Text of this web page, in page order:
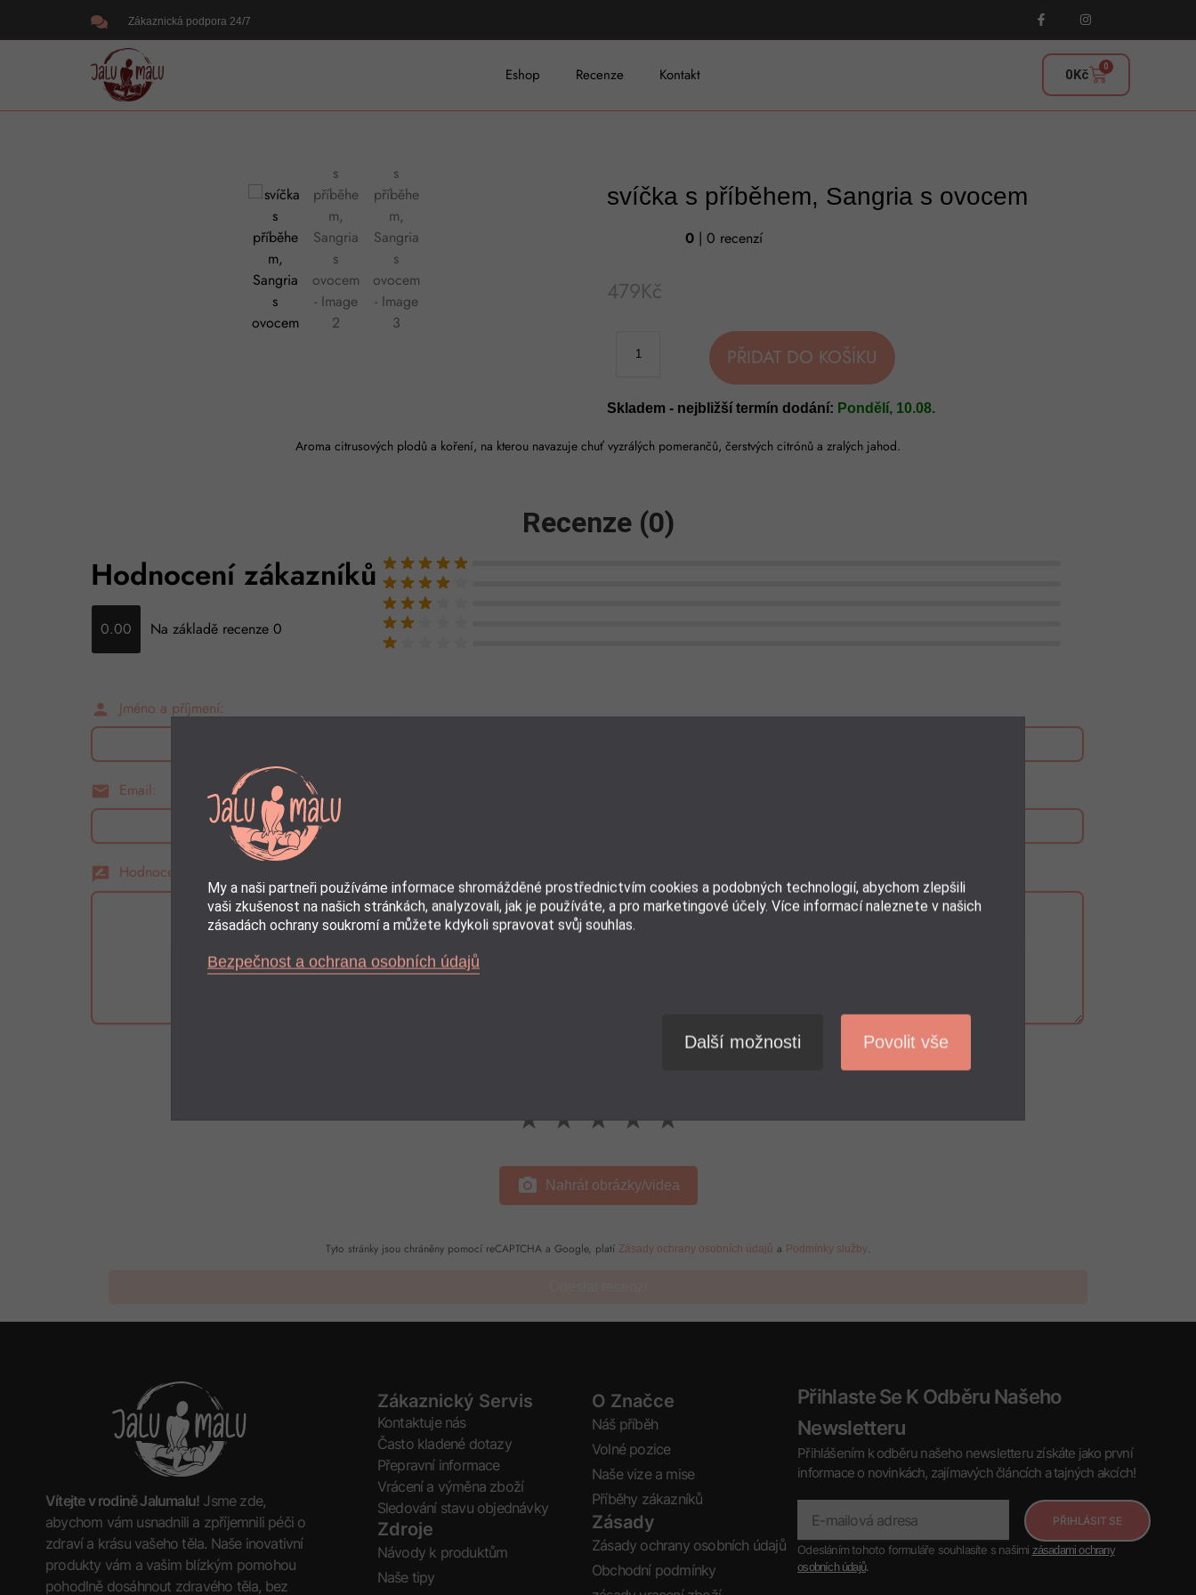
Zákaznická podpora 24/7
Eshop Recenze Kontakt 0Kč 0
svíčka s příběhem, Sangria s ovocem
0 | 0 recenzí
479Kč
PŘIDAT DO KOŠÍKU
Skladem - nejbližší termín dodání: Pondělí, 10.08.
Aroma citrusových plodů a koření, na kterou navazuje chuť vyzrálých pomerančů, čerstvých citrónů a zralých jahod.
Recenze (0)
Hodnocení zákazníků
0.00 Na základě recenze 0
person Jméno a příjmení:
email Email:
rate_review Hodnocení:
★
★
★
★
★
photo_camera Nahrát obrázky/videa
Tyto stránky jsou chráněny pomocí reCAPTCHA a Google, platí Zásady ochrany osobních údajů a Podmínky služby.
Vítejte v rodině Jalumalu! Jsme zde,
abychom vám usnadnili a zpříjemnili péči o
zdraví a krásu vašeho těla. Naše inovativní
produkty vám a vašim blízkým pomohou
pohodlně dosáhnout zdravého těla, bez
Zákaznický Servis
Kontaktuje nás
Často kladené dotazy
Přepravní informace
Vrácení a výměna zboží
Sledování stavu objednávky
Zdroje
Návody k produktům
Naše tipy
O Značce
Náš příběh
Volné pozice
Naše vize a mise
Příběhy zákazníků
Zásady
Zásady ochrany osobních údajů
Obchodní podmínky
Přihlaste Se K Odběru Našeho
Newsletteru
Přihlášením k odběru našeho newsletteru získáte jako první
informace o novinkách, zajímavých článcích a tajných akcích!
PŘIHLÁSIT SE
Odesláním tohoto formuláře souhlasíte s našimi zásadami ochrany
osobních údajů.
My a naši partneři používáme informace shromážděné prostřednictvím cookies a podobných technologií, abychom zlepšili
vaši zkušenost na našich stránkách, analyzovali, jak je používáte, a pro marketingové účely. Více informací naleznete v našich
zásadách ochrany soukromí a můžete kdykoli spravovat svůj souhlas.
Bezpečnost a ochrana osobních údajů
Další možnosti Povolit vše